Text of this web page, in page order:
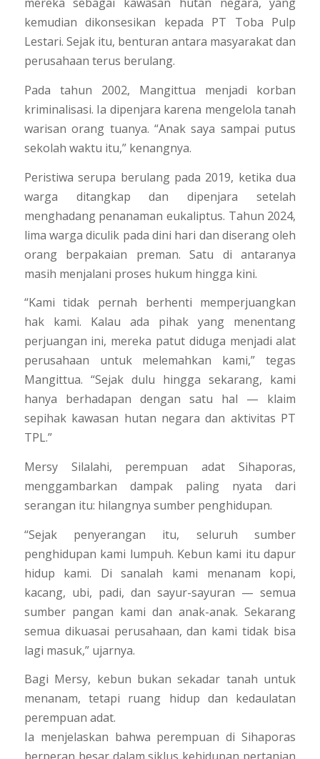
kemudian dikonsesikan kepada PT Toba Pulp
Lestari. Sejak itu, benturan antara masyarakat dan
perusahaan terus berulang.
Pada tahun 2002, Mangittua menjadi korban
kriminalisasi. Ia dipenjara karena mengelola tanah
warisan orang tuanya. “Anak saya sampai putus
sekolah waktu itu,” kenangnya.
Peristiwa serupa berulang pada 2019, ketika dua
warga ditangkap dan dipenjara setelah
menghadang penanaman eukaliptus. Tahun 2024,
lima warga diculik pada dini hari dan diserang oleh
orang berpakaian preman. Satu di antaranya
masih menjalani proses hukum hingga kini.
“Kami tidak pernah berhenti memperjuangkan
hak kami. Kalau ada pihak yang menentang
perjuangan ini, mereka patut diduga menjadi alat
perusahaan untuk melemahkan kami,” tegas
Mangittua. “Sejak dulu hingga sekarang, kami
hanya berhadapan dengan satu hal — klaim
sepihak kawasan hutan negara dan aktivitas PT
TPL.”
Mersy Silalahi, perempuan adat Sihaporas,
menggambarkan dampak paling nyata dari
serangan itu: hilangnya sumber penghidupan.
“Sejak penyerangan itu, seluruh sumber
penghidupan kami lumpuh. Kebun kami itu dapur
hidup kami. Di sanalah kami menanam kopi,
kacang, ubi, padi, dan sayur-sayuran — semua
sumber pangan kami dan anak-anak. Sekarang
semua dikuasai perusahaan, dan kami tidak bisa
lagi masuk,” ujarnya.
Bagi Mersy, kebun bukan sekadar tanah untuk
menanam, tetapi ruang hidup dan kedaulatan
perempuan adat.
Ia menjelaskan bahwa perempuan di Sihaporas